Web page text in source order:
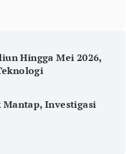
Hingga Mei 2026,
Mantap, Investigasi